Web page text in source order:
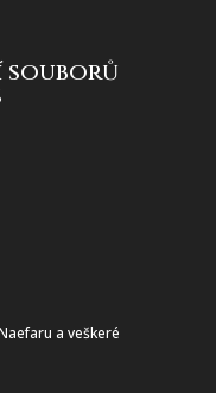
souborů
a veškeré